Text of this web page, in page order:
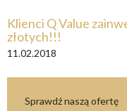
Klienci Q Value
złotych!!!
11.02.2018
Sprawdź naszą ofertę